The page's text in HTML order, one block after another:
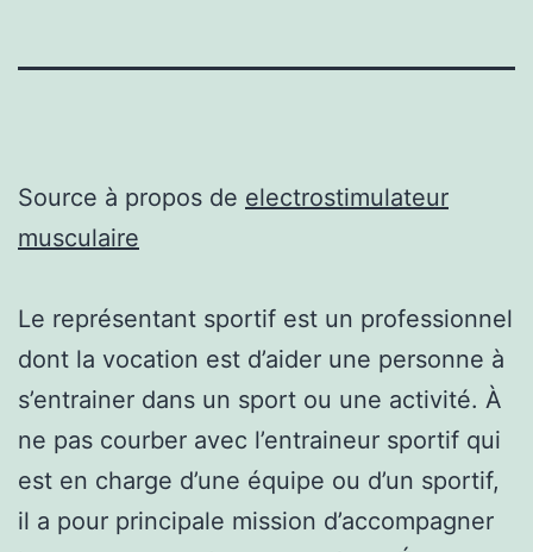
Source à propos de electrostimulateur
musculaire
Le représentant sportif est un professionnel
dont la vocation est d’aider une personne à
s’entrainer dans un sport ou une activité. À
ne pas courber avec l’entraineur sportif qui
est en charge d’une équipe ou d’un sportif,
il a pour principale mission d’accompagner